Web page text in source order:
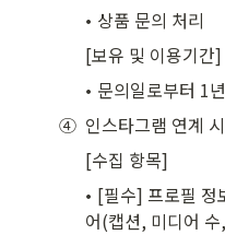
𑇐 상품 문의 처리
[보유 및 이용기간]
𑇐 문의일로부터 1
④  인스타그램 연계 시
[수집 항목]
𑇐 [필수] 프로필 정
어(캡션, 미디어